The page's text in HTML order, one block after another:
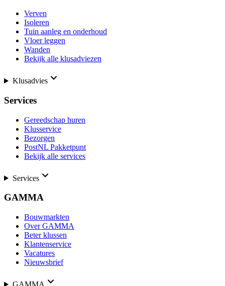
Verven
Isoleren
Tuin aanleg en onderhoud
Vloer leggen
Wanden
Bekijk alle klusadviezen
Klusadvies
Services
Gereedschap huren
Klusservice
Bezorgen
PostNL Pakketpunt
Bekijk alle services
Services
GAMMA
Bouwmarkten
Over GAMMA
Beter klussen
Klantenservice
Vacatures
Nieuwsbrief
GAMMA